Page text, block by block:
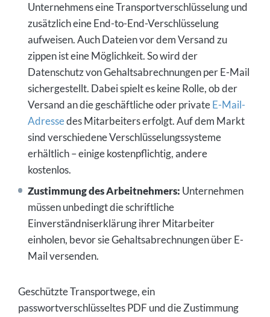
Unternehmens eine Transportverschlüsselung und
zusätzlich eine End-to-End-Verschlüsselung
aufweisen. Auch Dateien vor dem Versand zu
zippen ist eine Möglichkeit. So wird der
Datenschutz von Gehaltsabrechnungen per E-Mail
sichergestellt. Dabei spielt es keine Rolle, ob der
Versand an die geschäftliche oder privateE-Mail-
Adressedes Mitarbeiters erfolgt. Auf dem Markt
sind verschiedene Verschlüsselungssysteme
erhältlich – einige kostenpflichtig, andere
kostenlos.
Zustimmung des Arbeitnehmers: Unternehmen
müssen unbedingt die schriftliche
Einverständniserklärung ihrer Mitarbeiter
einholen, bevor sie Gehaltsabrechnungen über E-
Mail versenden.
Geschützte Transportwege, ein
passwortverschlüsseltes PDF und die Zustimmung